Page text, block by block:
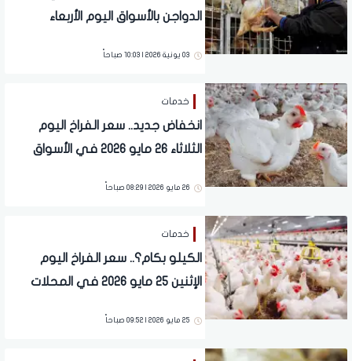
الدواجن بالأسواق اليوم الأربعاء
03 يونية 2026 | 10:03 صباحاً
خدمات
انخفاض جديد.. سعر الفراخ اليوم
الثلاثاء 26 مايو 2026 في الأسواق
26 مايو 2026 | 08:29 صباحاً
خدمات
الكيلو بكام؟.. سعر الفراخ اليوم
الإثنين 25 مايو 2026 في المحلات
25 مايو 2026 | 09:52 صباحاً